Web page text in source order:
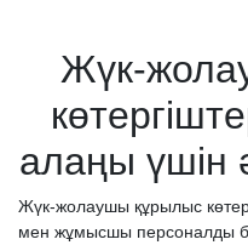
Жүк-
алаңы үшін
Жүк-жолаушы құрылыс
мен жұмысшы персоналды